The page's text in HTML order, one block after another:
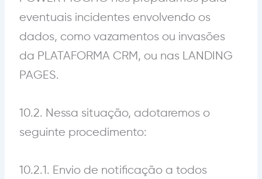
eventuais incidentes envolvendo os
dados, como vazamentos ou invasões
da PLATAFORMA CRM, ou nas LANDING
PAGES.
10.2. Nessa situação, adotaremos o
seguinte procedimento:
10.2.1. Envio de notificação a todos